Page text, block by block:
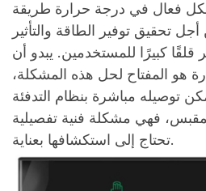
فعال في درجة حرارة طريقة
تحقيق توفير الطاقة والتأثير
قلقًا كبيرًا للمستخدمين. يبدو أن
هو المفتاح لحل هذه المشكلة،
توصيله مباشرة بنظام التدفئة
فهي مشكلة فنية تفصيلية
تحتاج إلى استكشافها بعناية.